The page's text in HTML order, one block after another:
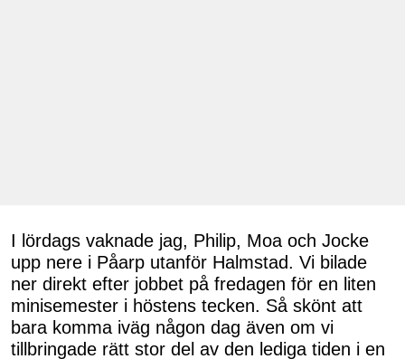
I lördags vaknade jag, Philip, Moa och Jocke
upp nere i Påarp utanför Halmstad. Vi bilade
ner direkt efter jobbet på fredagen för en liten
minisemester i höstens tecken. Så skönt att
bara komma iväg någon dag även om vi
tillbringade rätt stor del av den lediga tiden i en